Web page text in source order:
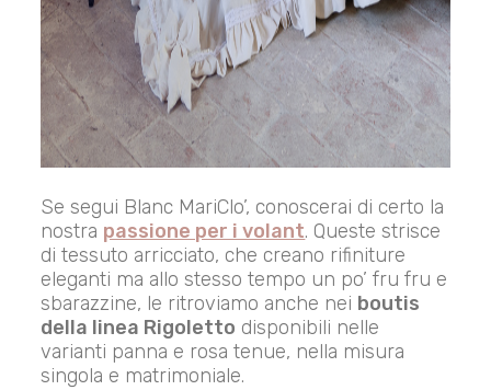
Se segui Blanc MariClo’, conoscerai di certo la
nostra passione per i volant. Queste strisce
di tessuto arricciato, che creano rifiniture
eleganti ma allo stesso tempo un po’ fru fru e
sbarazzine, le ritroviamo anche nei boutis
della linea Rigoletto disponibili nelle
varianti panna e rosa tenue, nella misura
singola e matrimoniale.